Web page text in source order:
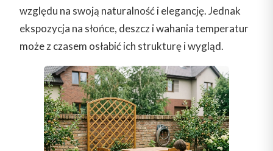
względu na swoją naturalność i elegancję. Jednak
ekspozycja na słońce, deszcz i wahania temperatur
może z czasem osłabić ich strukturę i wygląd.